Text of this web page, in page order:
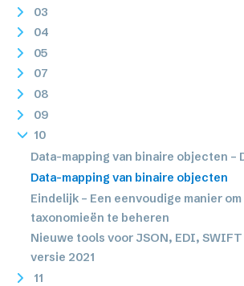
03
04
05
07
08
09
10
Data-mapping van binaire objecten –
Data-mapping van binaire objecten
Eindelijk – Een eenvoudige manier om
taxonomieën te beheren
Nieuwe tools voor JSON, EDI, SWIFT
versie 2021
11